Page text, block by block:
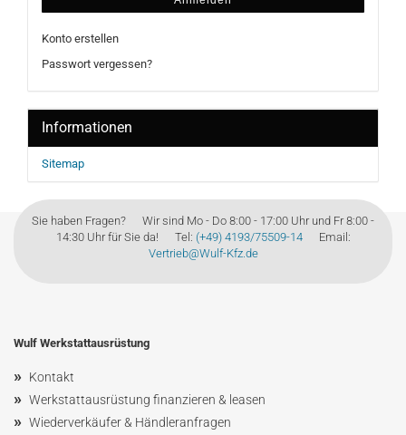
Konto erstellen
Passwort vergessen?
Informationen
Sitemap
Sie haben Fragen? Wir sind Mo - Do 8:00 - 17:00 Uhr und Fr 8:00 -
14:30 Uhr für Sie da! Tel: (+49) 4193/75509-14Email:
Vertrieb@Wulf-Kfz.de
Wulf Werkstattausrüstung
» Kontakt
» Werkstattausrüstung finanzieren & leasen
» Wiederverkäufer & Händleranfragen